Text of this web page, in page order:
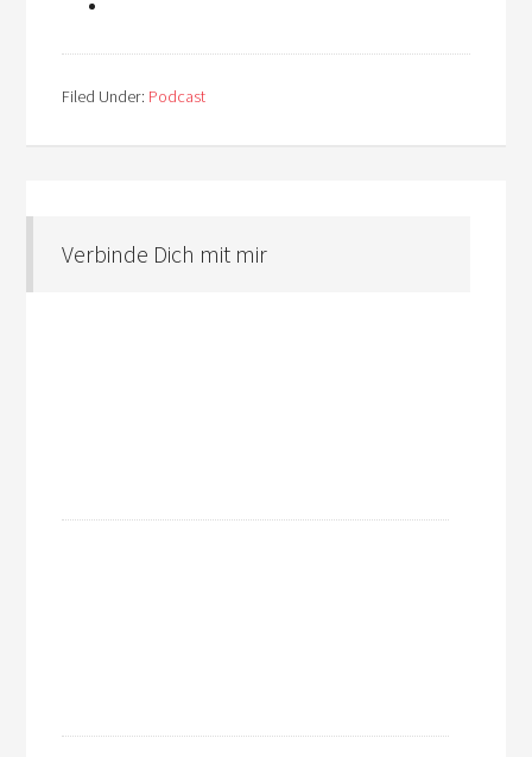
Filed Under: Podcast
Verbinde Dich mit mir